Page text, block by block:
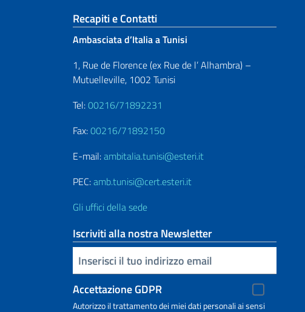
Sezione footer
Recapiti e Contatti
Ambasciata d’Italia a Tunisi
1, Rue de Florence (ex Rue de l’ Alhambra) –
Mutuelleville, 1002 Tunisi
Tel:00216/71892231
Fax:00216/71892150
E-mail:ambitalia.tunisi@esteri.it
PEC:amb.tunisi@cert.esteri.it
Gli uffici della sede
Iscriviti alla nostra Newsletter
Inserisci la tua email
Accettazione GDPR
Autorizzo il trattamento dei miei dati personali ai sensi